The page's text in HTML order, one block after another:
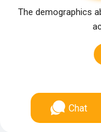
The demographics
Chat